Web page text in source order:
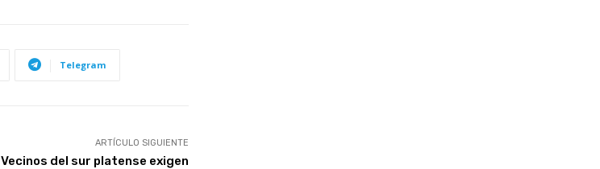
Telegram
ARTÍCULO SIGUIENTE
Vecinos del sur platense exigen